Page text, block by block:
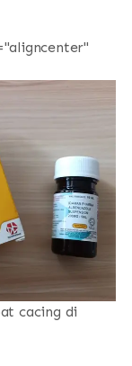
cacing di